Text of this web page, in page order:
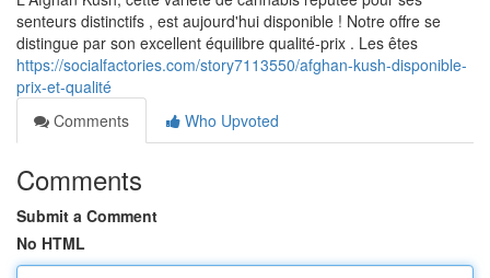
senteurs distinctifs , est aujourd'hui disponible ! Notre offre se
distingue par son excellent équilibre qualité-prix . Les êtes
https://socialfactories.com/story7113550/afghan-kush-disponible-
prix-et-qualité
Comments
Who Upvoted
Comments
Submit a Comment
No HTML